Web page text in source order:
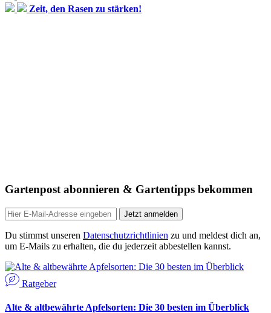
Zeit, den Rasen zu stärken!
Gartenpost abonnieren & Gartentipps bekommen
Jetzt anmelden
Du stimmst unseren Datenschutzrichtlinien zu und meldest dich an,
um E-Mails zu erhalten, die du jederzeit abbestellen kannst.
Ratgeber
Alte & altbewährte Apfelsorten: Die 30 besten im Überblick